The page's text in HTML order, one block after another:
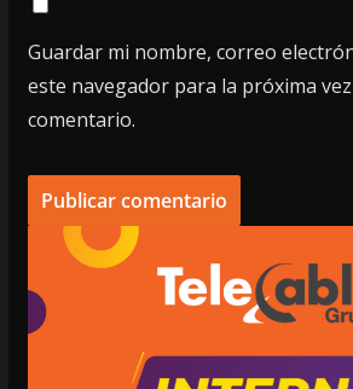
Guardar mi nombre, correo
este navegador para la próxima
comentario.